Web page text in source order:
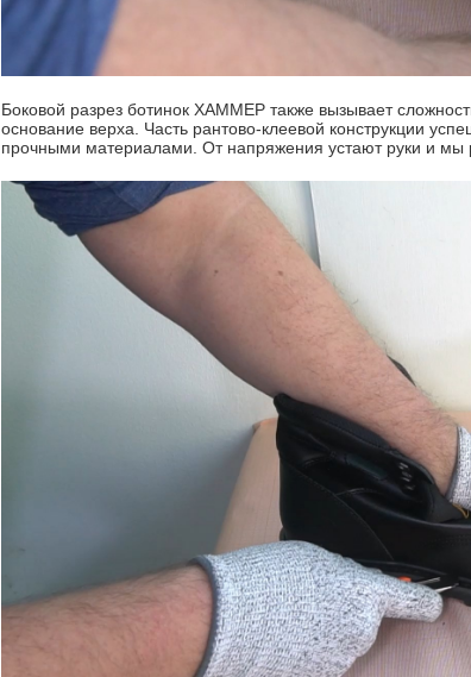
Боковой разрез ботинок ХАММЕР также вызывает
основание верха. Часть рантово-клеевой конструкции
прочными материалами. От напряжения устают руки и мы